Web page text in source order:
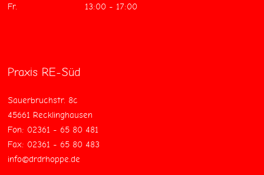
Fr. 13:00 - 17:00
Praxis RE-Süd
Sauerbruchstr. 8c
45661 Recklinghausen
Fon: 02361 - 65 80 481
Fax: 02361 - 65 80 483
info@drdrhoppe.de